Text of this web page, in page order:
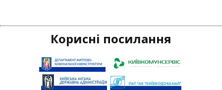
Корисні посилання